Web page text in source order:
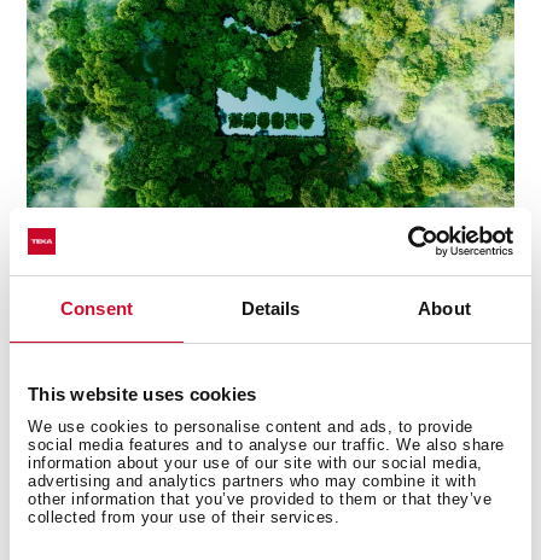
Consent Details About
This website uses cookies
We use cookies to personalise content and ads, to provide
social media features and to analyse our traffic. We also share
information about your use of our site with our social media,
advertising and analytics partners who may combine it with
other information that you’ve provided to them or that they’ve
collected from your use of their services.
Technické detaily
Edícia Urban Colors